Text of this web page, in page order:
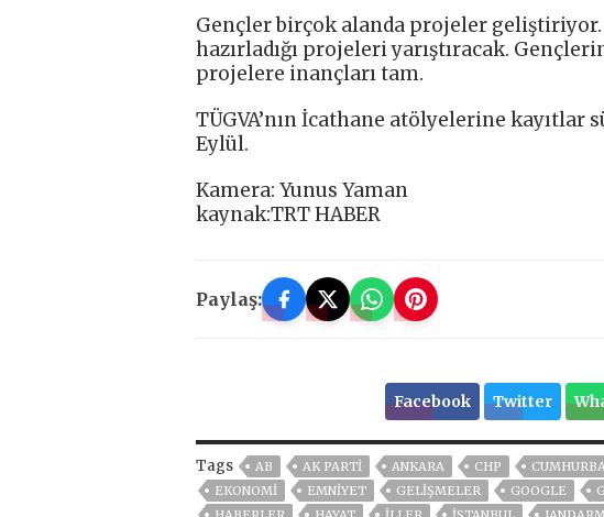
Gençler birçok alanda projeler
hazırladığı projeleri yarıştıracak.
projelere inançları tam.
TÜGVA’nın İcathane atölyelerine kayıtlar
Eylül.
Kamera: Yunus Yaman
kaynak:TRT HABER
Paylaş:
Facebook Twitter
Tags AB AK PARTİ ANKARA CHP
EKONOMİ
EMNİYET GELIŞMELER GOOGLE